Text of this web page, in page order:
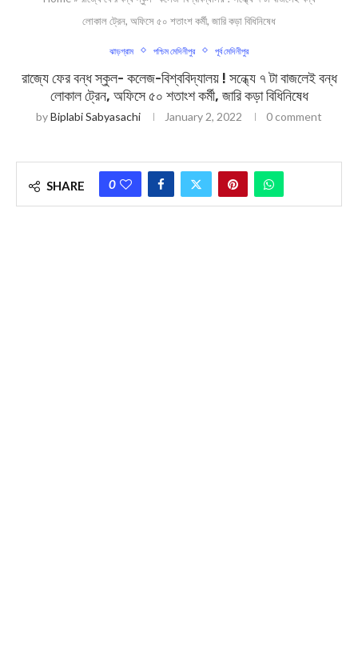
লোকাল ট্রেন, অফিসে ৫০ শতাংশ কর্মী, জারি কড়া বিধিনিষেধ
ঝাড়গ্রাম পশ্চিম মেদিনীপুর পূর্ব মেদিনীপুর
রাজ্যে ফের বন্ধ স্কুল- কলেজ-বিশ্ববিদ্যালয় ! সন্ধ্যে ৭ টা বাজলেই বন্ধ
লোকাল ট্রেন, অফিসে ৫০ শতাংশ কর্মী, জারি কড়া বিধিনিষেধ
byBiplabi Sabyasachi January 2, 2022 0 comment
SHARE 0